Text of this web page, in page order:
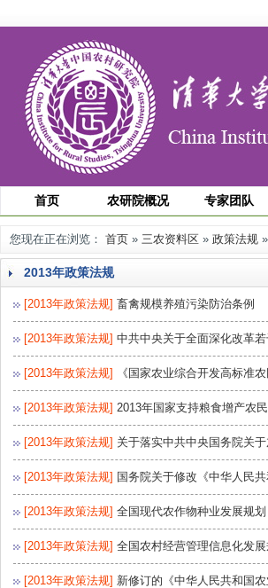
首页 农研院概况 专家团队
您现在正在浏览： 首页 » 三农资料区 » 政策法规 »
2013年政策法规
[2013年政策法规] 畜禽规模养殖污染防治条例
[2013年政策法规] 中共中央关于全面深化改革
[2013年政策法规] 《国家农业综合开发高标准农
[2013年政策法规] 2013年国家支持粮食增产农
[2013年政策法规] 关于落实中共中央国务院关
[2013年政策法规] 国务院关于修改《中华人民
[2013年政策法规] 全国现代农作物种业发展规划
[2013年政策法规] 全国农村经营管理信息化发
[2013年政策法规] 新修订的《中华人民共和国农